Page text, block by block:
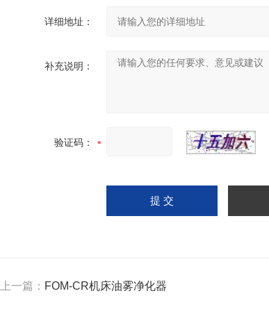
详细地址：
补充说明：
验证码：
上一篇： FOM-CR机床油雾净化器